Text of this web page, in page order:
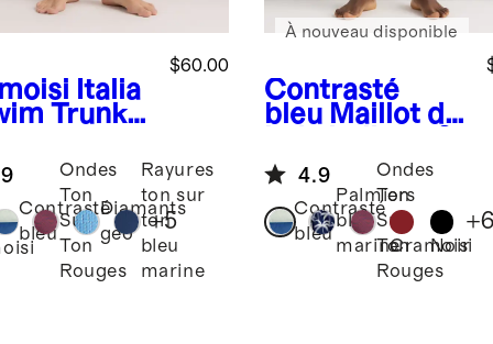
Italia
Trunks
$60.00
Contrasté
bleu
Ondes
Ton
Sur
Ton
Rouges
Diamants
géo
Rayures
ton sur
ton
bleu
marine
+5
Contrasté
bleu Maillot de
po
À nouveau disponible
4.9
Contrasté
bleu
Palmiers
bleu
marine
Ondes
Ton
Sur
Ton
Rouges
Cramoisi
Noir
+